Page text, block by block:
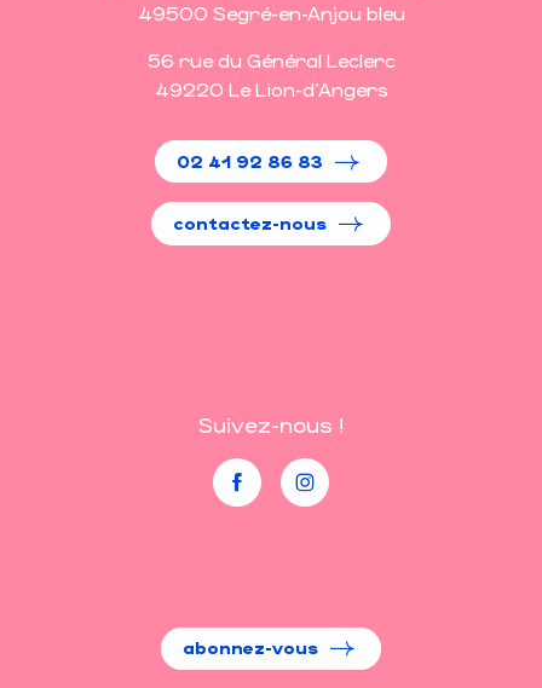
49500 Segré-en-Anjou bleu
56 rue du Général Leclerc
49220 Le Lion-d'Angers
02 41 92 86 83
contactez-nous
Suivez-nous !
abonnez-vous